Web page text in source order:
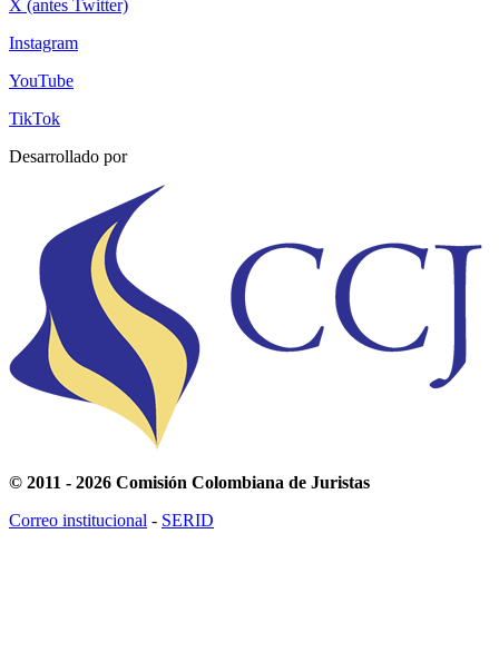
X (antes Twitter)
Instagram
YouTube
TikTok
Desarrollado por
© 2011 - 2026 Comisión Colombiana de Juristas
Correo institucional - SERID